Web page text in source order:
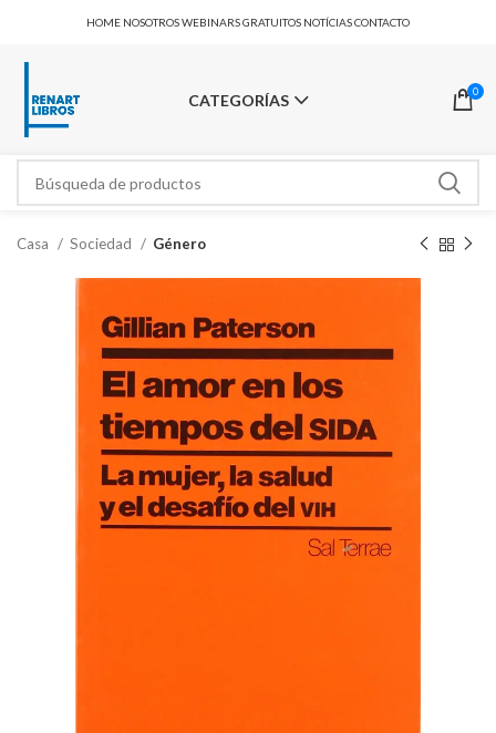
HOME NOSOTROSWEBINARS GRATUITOS NOTÍCIASCONTACTO
CATEGORÍAS 0
Casa Sociedad Género